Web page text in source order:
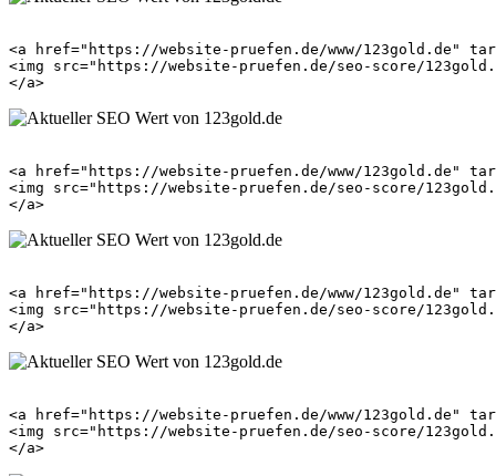
<a href="https://website-pruefen.de/www/123gold.de"
<img src="https://website-pruefen.de/seo-score/
<a href="https://website-pruefen.de/www/123gold.de"
<img src="https://website-pruefen.de/seo-score/
<a href="https://website-pruefen.de/www/123gold.de"
<img src="https://website-pruefen.de/seo-score/
<a href="https://website-pruefen.de/www/123gold.de"
<img src="https://website-pruefen.de/seo-score/